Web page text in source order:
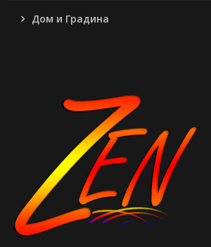
Дом и Градина